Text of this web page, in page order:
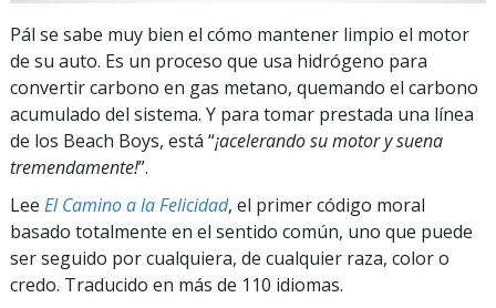
Pál se sabe muy bien el cómo mantener limpio el motor
de su auto. Es un proceso que usa hidrógeno para
convertir carbono en gas metano, quemando el carbono
acumulado del sistema. Y para tomar prestada una línea
de los Beach Boys, está “¡acelerando su motor y suena
tremendamente!”.
Lee El Camino a la Felicidad, el primer código moral
basado totalmente en el sentido común, uno que puede
ser seguido por cualquiera, de cualquier raza, color o
credo. Traducido en más de 110 idiomas.